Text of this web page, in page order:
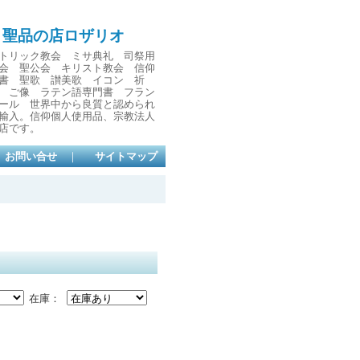
品の店ロザリオ
リック教会 ミサ典礼 司祭用
聖公会 キリスト教会 信仰
聖歌 讃美歌 イコン 祈
像 ラテン語専門書 フラン
ル 世界中から良質と認められ
入。信仰個人使用品、宗教法人
です。
お問い合せ ｜ サイトマップ
在庫：